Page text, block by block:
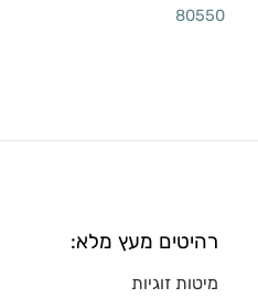
80550
רהיטים מעץ מלא:
מיטות זוגיות